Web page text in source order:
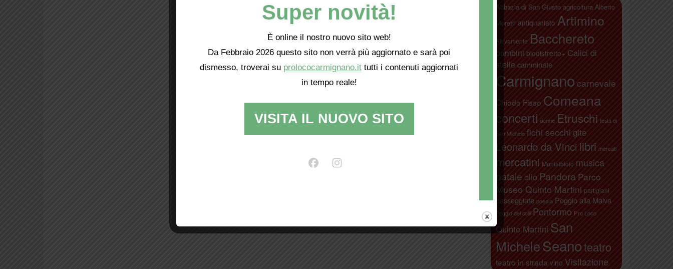
Abbazia di San Giusto agricoltura Alberto
Moretti antiquariato Artimino
Attivamente Bacchereto
bambini biodistretto+ Calici di
stelle camminate
Carmignano carnevale
Chiodo Fisso Comeana
concerti donne Etruschi festa di
San Michele fichi secchi gite
Leonardo da Vinci libri mercati
mercatini Montalbiolo musica
natale olio Pandora Parco
Museo Quinto Martini partigiani
passeggiate poesia Poggio alla Malva
Poggio dei colli Pontormo Pro Loco
Quinto Martini San
MicheleSeanoteatro
teatro in strada vino Visitazione
Super novità!
È online il nostro nuovo sito web!
Da Febbraio 2026 questo sito non verrà più aggiornato e sarà poi
dismesso, troverai su prolococarmignano.it tutti i contenuti aggiornati
in tempo reale!
VISITA IL NUOVO SITO